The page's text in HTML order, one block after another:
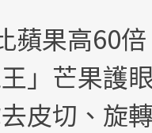
蘋果高60
」芒果護
皮切、旋